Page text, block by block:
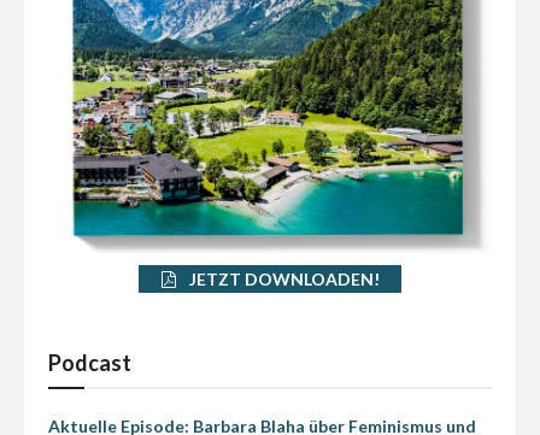
JETZT DOWNLOADEN!
Podcast
Aktuelle Episode: Barbara Blaha über Feminismus und